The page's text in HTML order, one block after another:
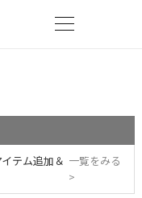
テム追加＆ 一覧をみる
>